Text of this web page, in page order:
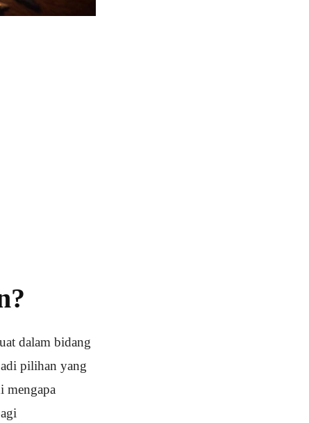
dalam bidang
pilihan yang
mengapa